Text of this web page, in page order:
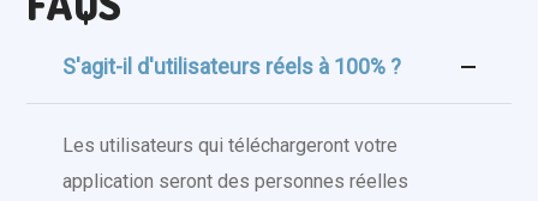
S'agit-il d'utilisateurs réels à 100% ?
Les utilisateurs qui téléchargeront votre
application seront des personnes réelles